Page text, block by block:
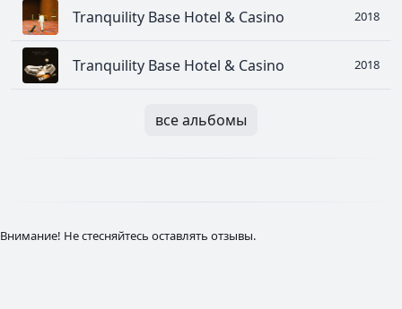
Tranquility Base Hotel & Casino 2018
Tranquility Base Hotel & Casino 2018
все альбомы
Внимание! Не стесняйтесь оставлять отзывы.